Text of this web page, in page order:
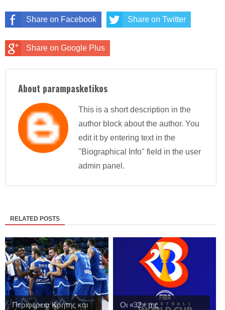
Share on Facebook Share on Twitter
Share on Google Plus
About parampasketikos
This is a short description in the
author block about the author. You
edit it by entering text in the
"Biographical Info" field in the user
admin panel.
RELATED POSTS
Περιφέρεια Κρήτης και
Οι «32» της